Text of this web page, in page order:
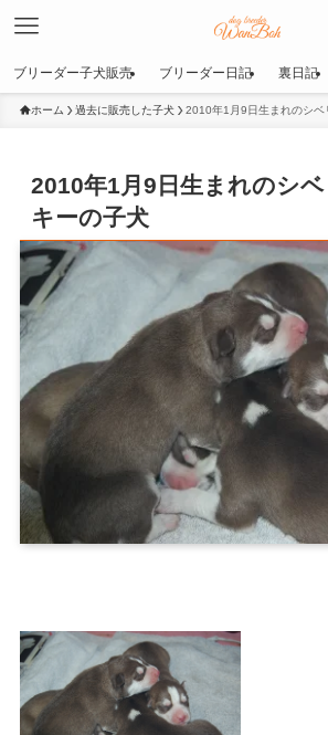
ブリーダー子犬販売 ブリーダー日記 裏日記
ホーム 過去に販売した子犬 2010年1月9日生まれのシベ
2010年1月9日生まれのシ
キーの子犬